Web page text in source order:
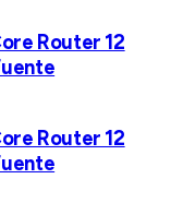
Router 12
Router 12